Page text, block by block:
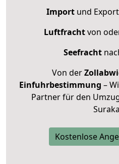
Import und
Luftfrachtvon
Seefracht
Von der
Einfuhrbestimmung –
Partner für den
Kostenlose